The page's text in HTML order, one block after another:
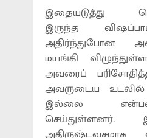
இதையடுத்து
இருந்த
அதிர்ந்துபோன
மயங்கி
அவரைப்
அவருடைய உடலில்
இல்லை
செய்துள்ளனர்.